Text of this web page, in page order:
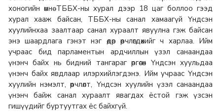
хоногийн өмнө ТББХ-ны хурал дээр 18 цаг боллоо гээд
хурал хааж байсан, ТББХ-ны санал хамаагүй Үндсэн
хуулийнхаа заалтаар санал хураалт явуулна гэж байсан
энэ шаардлага гэнэт нэг өдөр өөрчлөгдөхийг ч харлаа. Ийм
учраас бид парламентын ардчиллын үзэл санаандаа
үнэнч байх нь бидний тангараг өргөсөн Үндсэн хуульдаа
үнэнч байх явдлаар илэрхийлэгдэнэ. Ийм учраас Үндсэн
хуулийн нэмэлт, өөрчлөлт, Үндсэн хуулийн үзэл санаандаа
үнэнч байж санал хураалт явагдах ёстой гэж үзсэн
гишүүдийг буртуутгах ёс байхгүй.